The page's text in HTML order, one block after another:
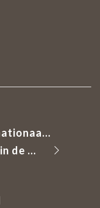
Filmimpressie internationaal bezoek van het programma Recare!
Fact sheet onderzaai in de mais